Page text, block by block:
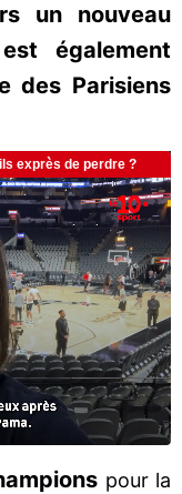
un nouveau
également
des Parisiens
pour la